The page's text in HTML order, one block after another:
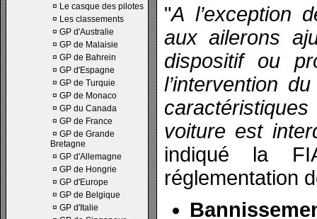
¤ Le casque des pilotes
¤ Les classements
¤ GP d'Australie
¤ GP de Malaisie
¤ GP de Bahrein
¤ GP d'Espagne
¤ GP de Turquie
¤ GP de Monaco
¤ GP du Canada
¤ GP de France
¤ GP de Grande
Bretagne
¤ GP d'Allemagne
¤ GP de Hongrie
¤ GP d'Europe
¤ GP de Belgique
¤ GP d'Italie
"A l’exception
aux ailerons
dispositif ou
l’intervention
voiture est
indiqué la
réglementation